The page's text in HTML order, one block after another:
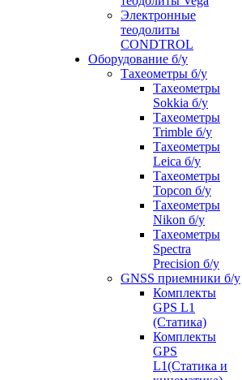
Электронные
теодолиты
CONDTROL
Оборудование б/у
Тахеометры б/у
Тахеометры
Sokkia б/у
Тахеометры
Trimble б/у
Тахеометры
Leica б/у
Тахеометры
Topcon б/у
Тахеометры
Nikon б/у
Тахеометры
Spectra
Precision б/у
GNSS приемники б/у
Комплекты
GPS L1
(Статика)
Комплекты
GPS
L1(Статика и